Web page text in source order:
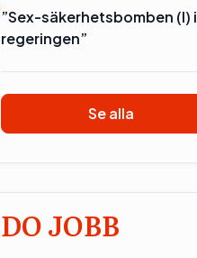
”Sex-säkerhetsbomben (l) i
regeringen”
Se alla
DO JOBB